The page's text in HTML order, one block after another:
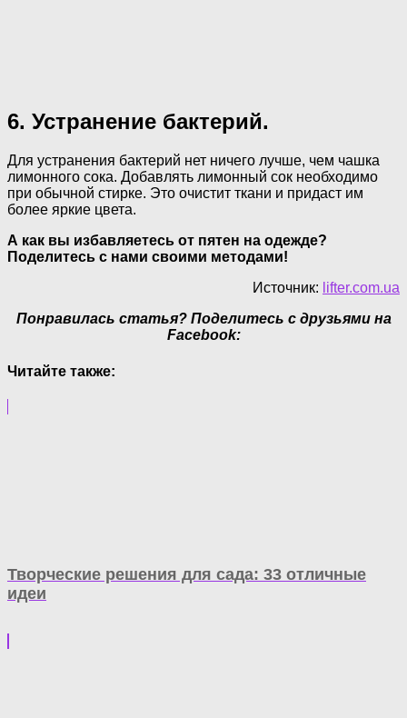
6. Устранение бактерий.
Для устранения бактерий нет ничего лучше, чем чашка
лимонного сока. Добавлять лимонный сок необходимо
при обычной стирке. Это очистит ткани и придаст им
более яркие цвета.
А как вы избавляетесь от пятен на одежде?
Поделитесь с нами своими методами!
Источник: lifter.com.ua
Понравилась статья? Поделитесь с друзьями на
Facebook:
Читайте также:
Творческие решения для сада: 33 отличные
идеи